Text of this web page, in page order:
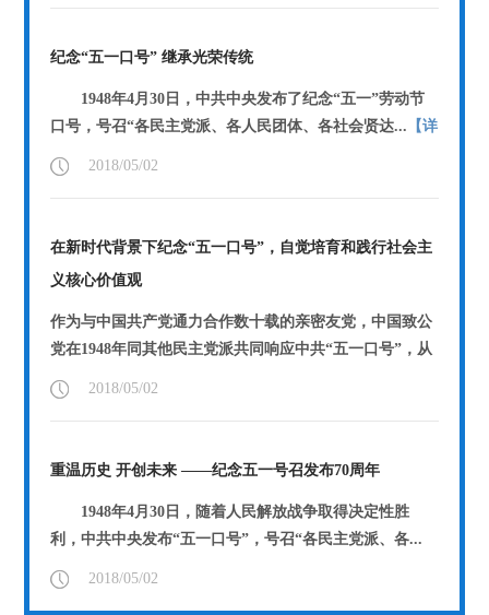
纪念“五一口号” 继承光荣传统
1948年4月30日，中共中央发布了纪念“五一”劳动节
口号，号召“各民主党派、各人民团体、各社会贤达... 【详
情】
2018/05/02
在新时代背景下纪念“五一口号”，自觉培育和践行社会主
义核心价值观
作为与中国共产党通力合作数十载的亲密友党，中国致公
党在1948年同其他民主党派共同响应中共“五一口号”，从
此在政治上...
2018/05/02
重温历史 开创未来 ——纪念五一号召发布70周年
1948年4月30日，随着人民解放战争取得决定性胜
利，中共中央发布“五一口号”，号召“各民主党派、各...
【详情】
2018/05/02